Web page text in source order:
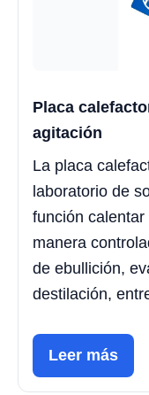
Placa
agitación
La placa
laboratorio de
función
manera
de ebullición,
destilación,
Leer más